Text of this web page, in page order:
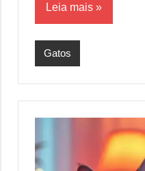
Leia mais
Gatos